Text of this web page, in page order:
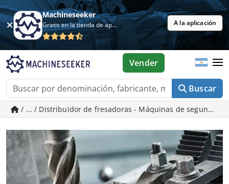
Machineseeker
Gratis en la tienda de aplicaciones A la aplicación
Buscar
Vender
/ ... / Distribuidor de fresadoras - Máquinas de segunda